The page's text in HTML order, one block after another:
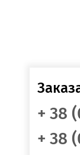
+ 38
+ 38